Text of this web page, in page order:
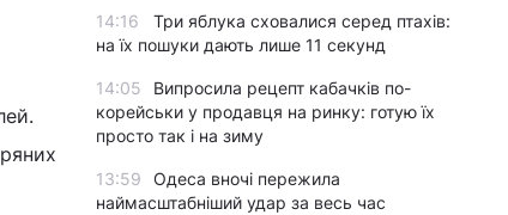
14:16
Три яблука сховалися серед птахів:
на їх пошуки дають лише 11 секунд
14:05
Випросила рецепт кабачків по-
корейськи у продавця на ринку: готую їх
просто так і на зиму
13:59
Одеса вночі пережила
наймасштабніший удар за весь час